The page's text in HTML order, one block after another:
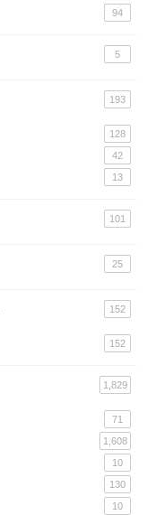
94
5
193
128
42
13
101
25
152
152
1,829
71
1,608
10
130
10